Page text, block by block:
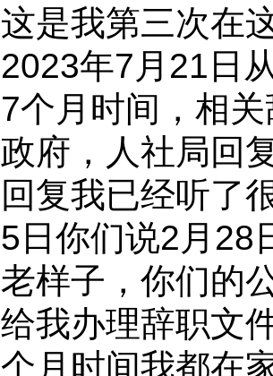
这是我第三次在
2023年7月21日
7个月时间，相
政府，人社局回
回复我已经听了
5日你们说2月28
老样子，你们的
给我办理辞职文
个月时间我都在